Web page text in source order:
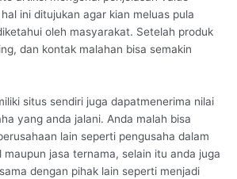
ini ditujukan agar kian meluas pula
oleh masyarakat. Setelah produk
dan kontak malahan bisa semakin
situs sendiri juga dapatmenerima nilai
yang anda jalani. Anda malah bisa
lain seperti pengusaha dalam
maupun jasa ternama, selain itu anda juga
dengan pihak lain seperti menjadi